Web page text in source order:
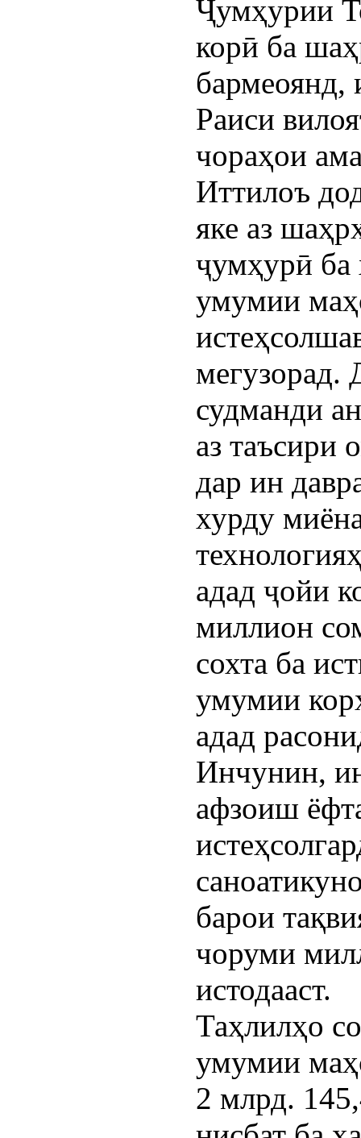
Ҷумҳурии
корӣ ба
Раиси
чораҳои
Иттилоъ
яке аз
ҷумҳурӣ ба
умумии
мегузорад.
судманди
аз таъсири
дар ин
хурду
адад ҷойи
миллион
сохта ба
умумии
адад
Инчунин,
афзоиш
барои
чоруми
истодааст.
Таҳлилҳо
умумии
2 млрд.